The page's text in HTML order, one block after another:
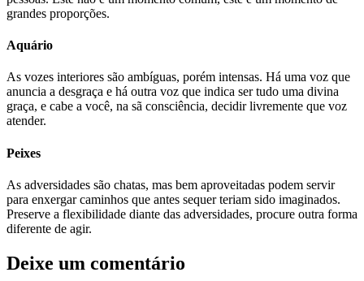
grandes proporções.
Aquário
As vozes interiores são ambíguas, porém intensas. Há uma voz que
anuncia a desgraça e há outra voz que indica ser tudo uma divina
graça, e cabe a você, na sã consciência, decidir livremente que voz
atender.
Peixes
As adversidades são chatas, mas bem aproveitadas podem servir
para enxergar caminhos que antes sequer teriam sido imaginados.
Preserve a flexibilidade diante das adversidades, procure outra forma
diferente de agir.
Deixe um comentário